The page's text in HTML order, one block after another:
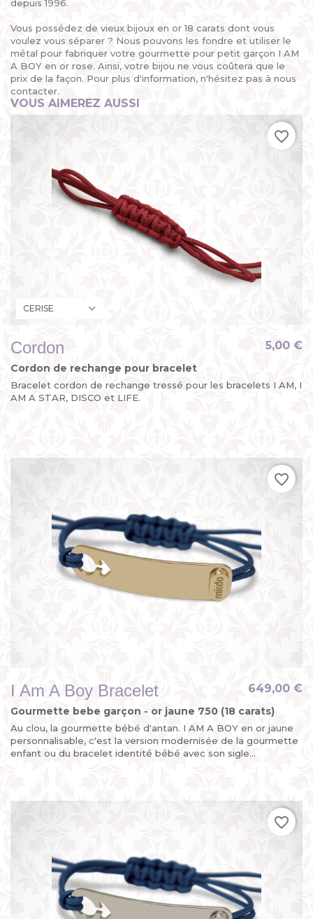
depuis 1996.
Vous possédez de vieux bijoux en or 18 carats dont vous
voulez vous séparer ? Nous pouvons les fondre et utiliser le
métal pour fabriquer votre gourmette pour petit garçon I AM
A BOY en or rose. Ainsi, votre bijou ne vous coûtera que le
prix de la façon. Pour plus d'information, n'hésitez pas à nous
contacter.
VOUS AIMEREZ AUSSI
Cordon
Cordon de rechange pour bracelet
Bracelet cordon de rechange tressé pour les bracelets I AM, I
AM A STAR, DISCO et LIFE.
5,00 €
favorite_border
I Am A Boy Bracelet
Gourmette bebe garçon - or jaune 750 (18 carats)
Au clou, la gourmette bébé d'antan. I AM A BOY en or jaune
personnalisable, c'est la version modernisée de la gourmette
enfant ou du bracelet identité bébé avec son sigle...
649,00 €
favorite_border
favorite_border